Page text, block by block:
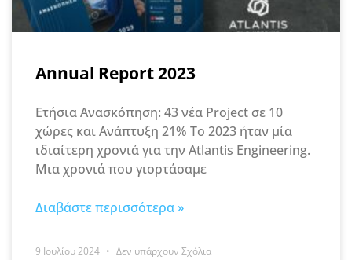
Annual Report 2023
Ετήσια Ανασκόπηση: 43 νέα Project σε 10
χώρες και Ανάπτυξη 21% Το 2023 ήταν μία
ιδιαίτερη χρονιά για την Atlantis Engineering.
Μια χρονιά που γιορτάσαμε
Διαβάστε περισσότερα »
9 Ιουλίου 2024 Δεν υπάρχουν Σχόλια